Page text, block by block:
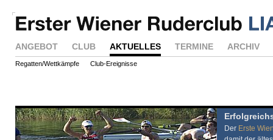
ANGEBOT CLUB AKTUELLES TERMINE ARCHIV
Regatten/Wettkämpfe Club-Ereignisse
Der Erste